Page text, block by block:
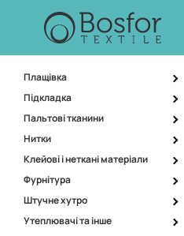
Плащівка
Підкладка
Пальтові тканини
Нитки
Клейові і неткані матеріали
Фурнітура
Штучне хутро
Утеплювачі та інше